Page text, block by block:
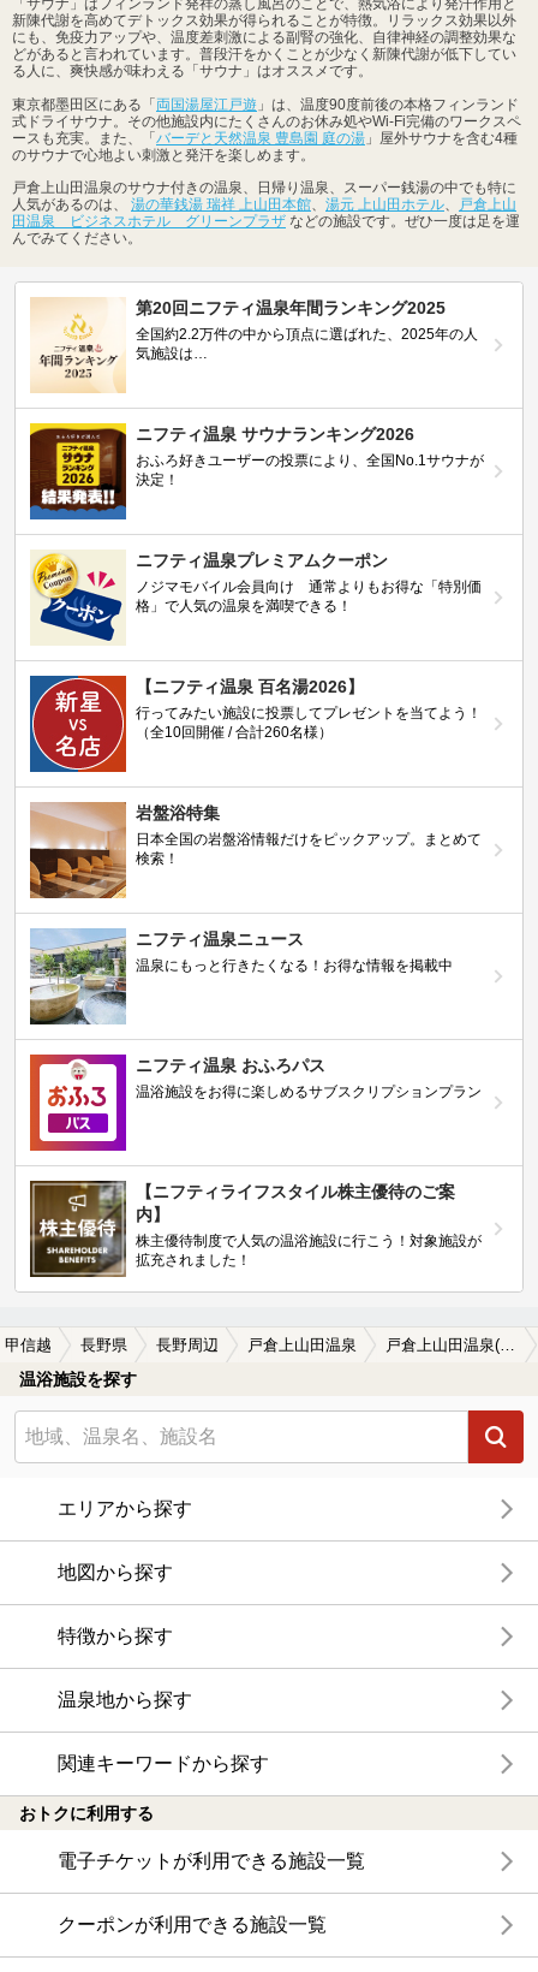
「サウナ」はフィンランド発祥の蒸し風呂のことで、熱気浴により発汗作用と
新陳代謝を高めてデトックス効果が得られることが特徴。リラックス効果以外
にも、免疫力アップや、温度差刺激による副腎の強化、自律神経の調整効果な
どがあると言われています。普段汗をかくことが少なく新陳代謝が低下してい
る人に、爽快感が味わえる「サウナ」はオススメです。
東京都墨田区にある「両国湯屋江戸遊 」は、温度90度前後の本格フィンランド
式ドライサウナ。その他施設内にたくさんのお休み処やWi-Fi完備のワークスペ
ースも充実。また、「バーデと天然温泉 豊島園 庭の湯 」屋外サウナを含む4種
のサウナで心地よい刺激と発汗を楽しめます。
戸倉上山田温泉のサウナ付きの温泉、日帰り温泉、スーパー銭湯の中でも特に
人気があるのは、 湯の華銭湯 瑞祥 上山田本館、 湯元 上山田ホテル、
戸倉上山
田温泉 ビジネスホテル グリーンプラザ などの施設です。ぜひ一度は足を運
んでみてください。
第20回ニフティ温泉年間ランキング2025
全国約2.2万件の中から頂点に選ばれた、2025年の人
気施設は…
ニフティ温泉 サウナランキング2026
おふろ好きユーザーの投票により、全国No.1サウナが
決定！
ニフティ温泉プレミアムクーポン
ノジマモバイル会員向け 通常よりもお得な「特別価
格」で人気の温泉を満喫できる！
【ニフティ温泉 百名湯2026】
行ってみたい施設に投票してプレゼントを当てよう！
（全10回開催 / 合計260名様）
岩盤浴特集
日本全国の岩盤浴情報だけをピックアップ。まとめて
検索！
ニフティ温泉ニュース
温泉にもっと行きたくなる！お得な情報を掲載中
ニフティ温泉 おふろパス
温浴施設をお得に楽しめるサブスクリプションプラン
【ニフティライフスタイル株主優待のご案
内】
株主優待制度で人気の温浴施設に行こう！対象施設が
拡充されました！
甲信越 長野県 長野周辺 戸倉上山田温泉 戸倉上山田温泉(長野周辺)のサウナ施設おすすめ7選(2026年版)
温浴施設を探す
エリアから探す
地図から探す
特徴から探す
温泉地から探す
関連キーワードから探す
おトクに利用する
電子チケットが利用できる施設一覧
クーポンが利用できる施設一覧